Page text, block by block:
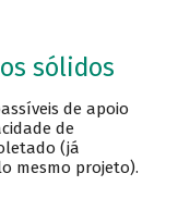
sólidos
de apoio
de
(já
mesmo projeto).